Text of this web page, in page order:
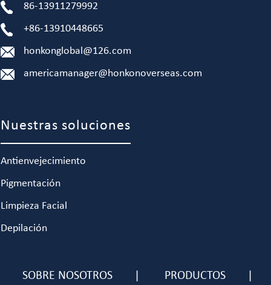
86-13911279992
+86-13910448665
honkonglobal@126.com
americamanager@honkonoverseas.com
Nuestras soluciones
Antienvejecimiento
Pigmentación
Limpieza Facial
Depilación
SOBRE NOSOTROS PRODUCTOS